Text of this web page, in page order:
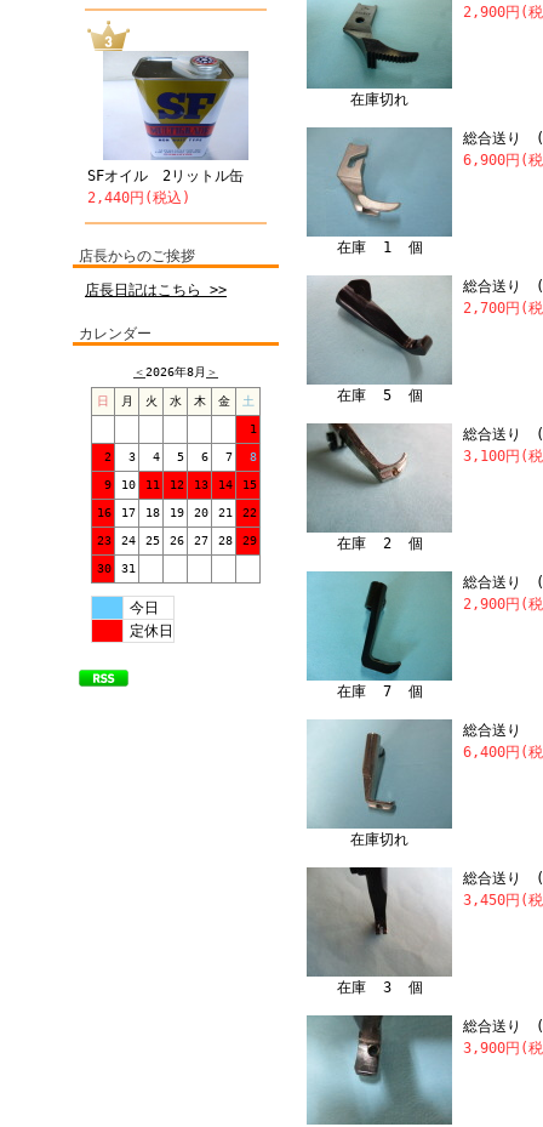
SFオイル 2リットル缶
2,440円(税込)
店長からのご挨拶
店長日記はこちら >>
カレンダー
＜2026年8月 ＞
日 月 火 水 木 金 土
1
2 3 4 5 6 7 8
9 10 11 12 13 14 15
16 17 18 19 20 21 22
23 24 25 26 27 28 29
30 31
今日
定休日
在庫切れ
2,900円(
在庫 1 個
総合送り
6,900円(
在庫 5 個
総合送り
2,700円(
在庫 2 個
総合送り
3,100円(
在庫 7 個
総合送り
2,900円(
在庫切れ
総合送り
6,400円(
在庫 3 個
総合送り
3,450円(
総合送り
3,900円(